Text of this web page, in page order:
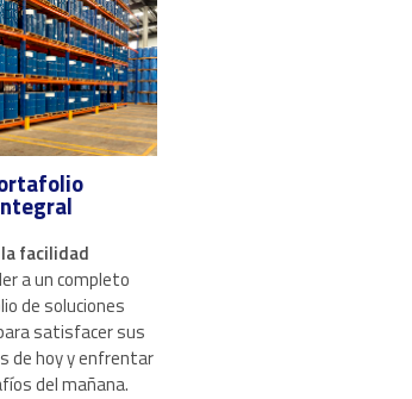
la facilidad
a un completo
de soluciones
satisfacer sus
de hoy y enfrentar
del mañana.